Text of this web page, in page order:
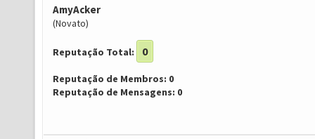
AmyAcker
(Novato)
Reputação Total: 0
Reputação de Membros: 0
Reputação de Mensagens: 0